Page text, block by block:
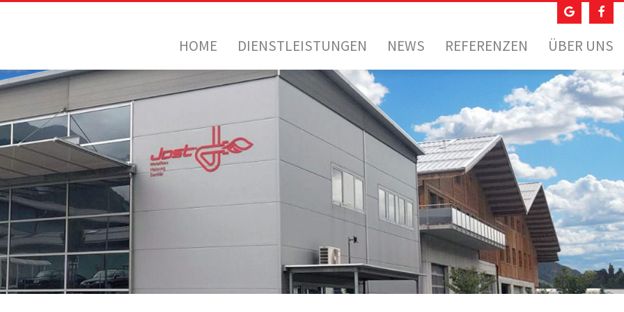
HOME DIENSTLEISTUNGEN NEWS REFERENZEN ÜBER UNS